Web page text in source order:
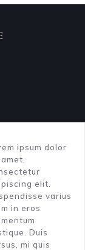
ipsum dolor
elit.
varius
in eros
Duis
mi quis